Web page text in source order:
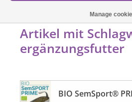
FÜTTERUNGSKONZEPT
AKTIONEN
STARTSEITE/
Artikel mit
ergänzungsfutter
BIO SemSport®
Manage